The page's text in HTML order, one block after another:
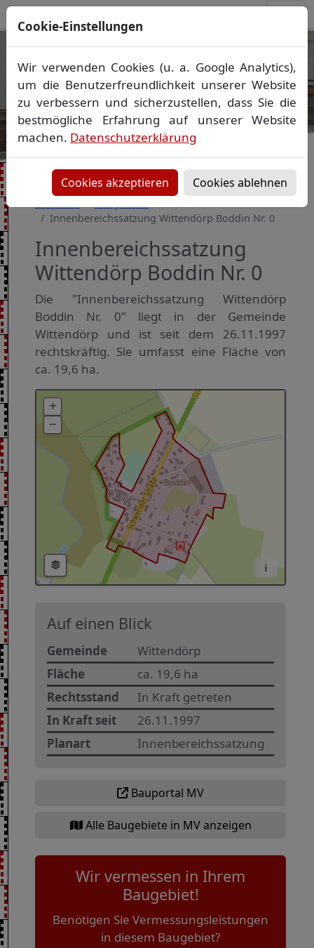
Ihr Vermessungsbüro in
Mecklenburg-Vorpommern
Wir vermessen Ihr Grundstück
Lageplan Absteckung▪Bauvermessung ▪
Gebäudeeinmessung
Grenzfeststellung▪Amtliche Auskünfte und
Vorheriges Bild
Innenbereichssatzung Wittendörp Boddin Nr. 0
Innenbereichssatzung
Wittendörp Boddin Nr. 0
Die "Innenbereichssatzung Wittendörp
Boddin Nr. 0" liegt in der Gemeinde
Wittendörp und ist seit dem 26.11.1997
rechtskräftig. Sie umfasst eine Fläche von
ca. 19,6 ha.
i
Auf einen Blick
Gemeinde
Wittendörp
Fläche
ca. 19,6 ha
Rechtsstand
In Kraft getreten
In Kraft seit
26.11.1997
Planart
Innenbereichssatzung
Bauportal MV
Alle Baugebiete in MV anzeigen
Wir vermessen in Ihrem
Baugebiet!
Benötigen Sie Vermessungsleistungen
in diesem Baugebiet?
Cookie-Einstellungen
Wir verwenden Cookies (u. a. Google Analytics),
um die Benutzerfreundlichkeit unserer Website
zu verbessern und sicherzustellen, dass Sie die
bestmögliche Erfahrung auf unserer Website
machen. Datenschutzerklärung
Cookies akzeptieren Cookies ablehnen